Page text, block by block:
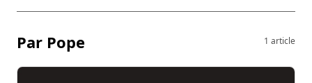
Par Pope 1 article